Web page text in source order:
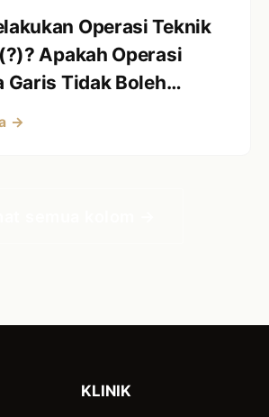
Operasi Teknik
Apakah Operasi
Garis Tidak Boleh
→
KLINIK